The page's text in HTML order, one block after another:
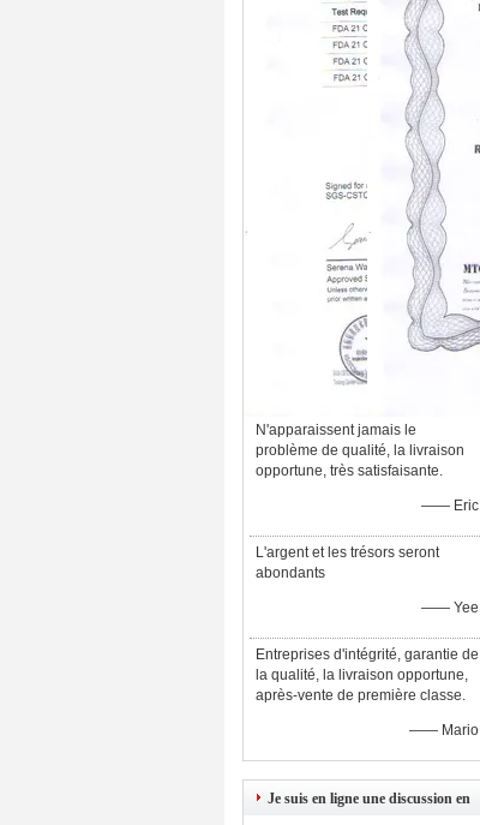
N'apparaissent jamais le
problème de qualité, la livraison
opportune, très satisfaisante.
—— Eric
L'argent et les trésors seront
abondants
—— Yee
Entreprises d'intégrité, garantie de
la qualité, la livraison opportune,
après-vente de première classe.
—— Mario
Je suis en ligne une discussion en